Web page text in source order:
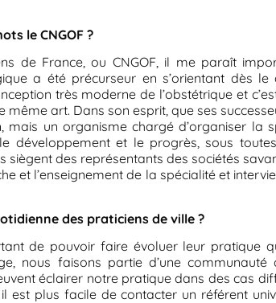
le CNGOF ?
de France, ou CNGOF, il me paraît
a été précurseur en s’orientant dès
très moderne de l’obstétrique et
art. Dans son esprit, que ses
un organisme chargé d’organiser la
développement et le progrès, sous
siègent des représentants des sociétés
et l’enseignement de la spécialité et
des praticiens de ville ?
de pouvoir faire évoluer leur pratique
nous faisons partie d’une
éclairer notre pratique dans des cas
est plus facile de contacter un référent